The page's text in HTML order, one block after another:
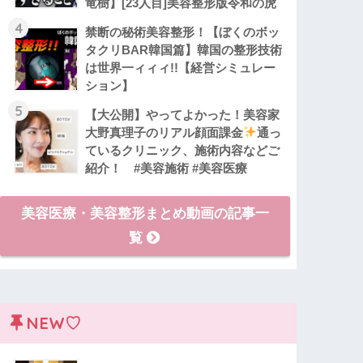
4
禁断の秘術美容整形！【ぼくのボッ
タクリBAR韓国篇】韓国の整形技術
は世界一ィィィ!!【経営シミュレー
ション】
5
【大公開】やってよかった！美容家
大野真理子のリアル顔面課金
通っ
ているクリニック、施術内容などご
紹介！ #美容施術 #美容医療
美容医療・美容整形まとめ動画の記事一
覧
NEW♡